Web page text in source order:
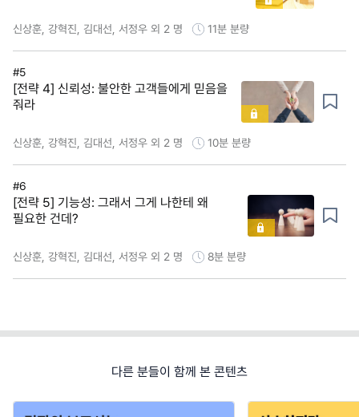
신상훈, 강혁진, 김대선, 서정우 외 2 명 11분 분량
#5
[전략 4] 신뢰성: 불안한 고객들에게 믿음을
줘라
신상훈, 강혁진, 김대선, 서정우 외 2 명 10분 분량
#6
[전략 5] 기능성: 그래서 그게 나한테 왜
필요한 건데?
신상훈, 강혁진, 김대선, 서정우 외 2 명 8분 분량
다른 분들이 함께 본 콘텐츠